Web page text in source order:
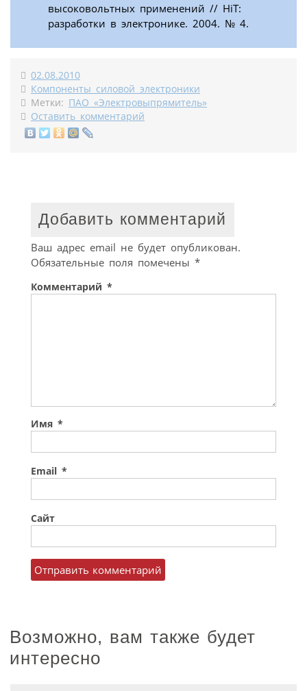
высоковольтных применений // HiT:
разработки в электронике. 2004. № 4.
02.08.2010
Компоненты силовой электроники
Метки: ПАО «Электровыпрямитель»
Оставить комментарий
Добавить комментарий
Ваш адрес email не будет опубликован.
Обязательные поля помечены *
Комментарий *
Имя *
Email *
Сайт
Возможно, вам также будет
интересно